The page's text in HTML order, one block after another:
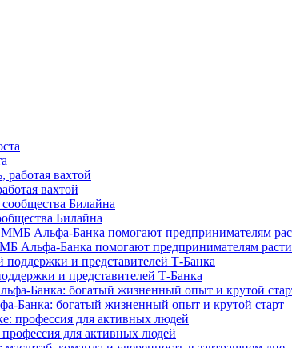
вахтой
Билайна
Альфа-Банка помогают предпринимателям расти
и представителей Т-Банка
Банка: богатый жизненный опыт и крутой старт
для активных людей